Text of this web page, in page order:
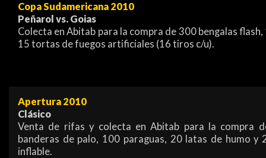
Copa Sudamericana 2010
Peñarol vs. Goias
Colecta en Abitab para la compra de 300 bengalas
15 tortas de fuegos artificiales (16 tiros c/u).
Apertura 2010
Clásico
Venta de rifas y colecta en Abitab para la compra
banderas de palo, 100 paraguas, 20 latas de humo y
inflable.